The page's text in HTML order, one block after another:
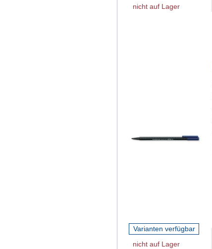
nicht auf Lager
Varianten verfügbar
nicht auf Lager